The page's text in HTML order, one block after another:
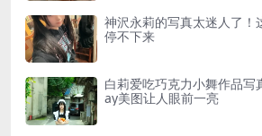
神沢永莉的写真太迷人了！
停不下来
白莉爱吃巧克力小舞作品
ay美图让人眼前一亮